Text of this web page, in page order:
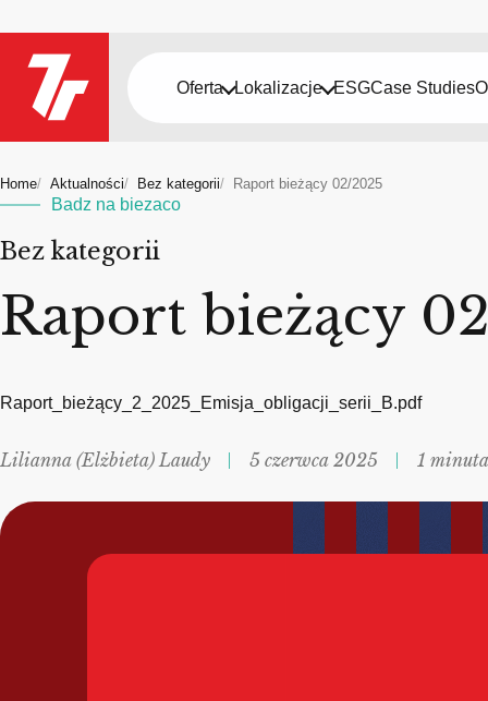
Oferta Lokalizacje ESGCase Studies
Home Aktualności Bez kategorii Raport bieżący 02/2025
Badz na biezaco
Bez kategorii
Raport bieżący
Raport_bieżący_2_2025_Emisja_obligacji_serii_B.pdf
Lilianna (Elżbieta) Laudy 5 czerwca 2025 1